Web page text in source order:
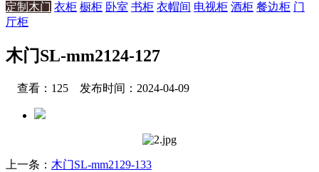
定制木门 衣柜 橱柜 卧室 书柜 衣帽间 电视柜 酒柜 餐边柜 门
厅柜
木门SL-mm2124-127
查看：125 发布时间：2024-04-09
上一条： 木门SL-mm2129-133